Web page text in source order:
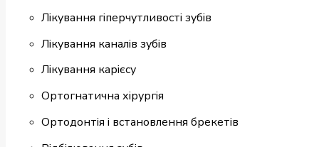
Лікування гіперчутливості зубів
Лікування каналів зубів
Лікування карієсу
Ортогнатична хірургія
Ортодонтія і встановлення брекетів